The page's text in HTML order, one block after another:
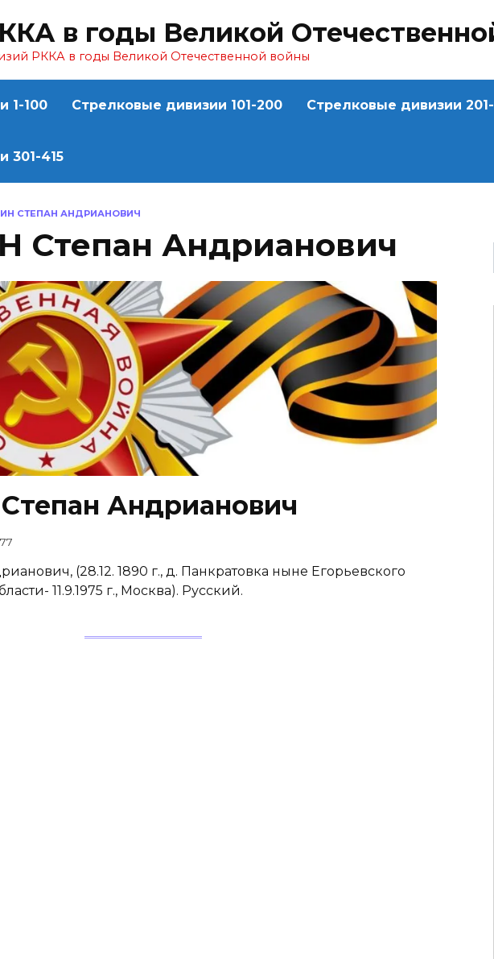
в годы Великой
РККА в годы Великой Отечественной войны
1-100 Стрелковые дивизии 101-200 Стрелковые дивизии
301-415
СТЕПАН АНДРИАНОВИЧ
Степан Андрианович
Андрианович
77
(28.12. 1890 г., д. Панкратовка ныне Егорьевского
11.9.1975 г., Москва). Русский.